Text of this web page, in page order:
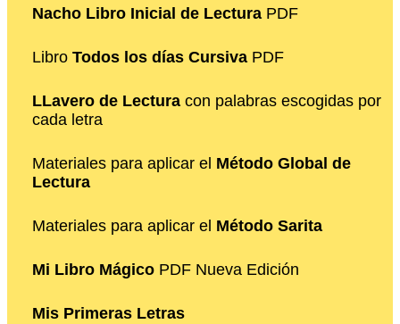
Nacho Libro Inicial de Lectura PDF
Libro Todos los días Cursiva PDF
LLavero de Lectura con palabras escogidas por
cada letra
Materiales para aplicar el Método Global de
Lectura
Materiales para aplicar el Método Sarita
Mi Libro Mágico PDF Nueva Edición
Mis Primeras Letras